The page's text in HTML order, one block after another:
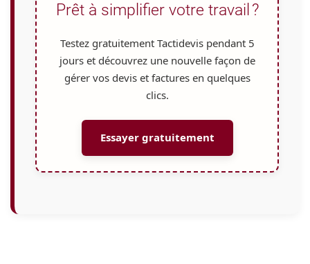
Prêt à simplifier votre travail ?
Testez gratuitement Tactidevis pendant 5
jourset découvrez une nouvelle façon de
gérer vos devis et factures en quelques
clics.
Essayer gratuitement